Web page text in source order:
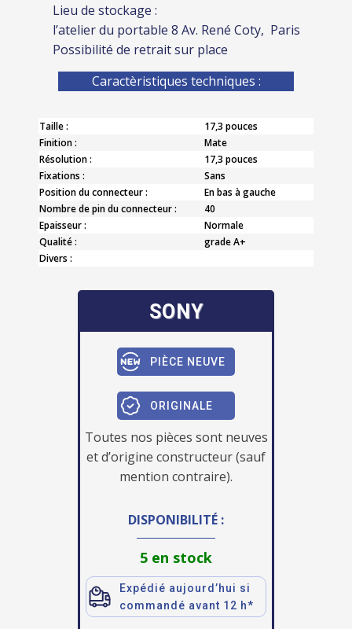
Lieu de stockage :
l’atelier du portable 8 Av. René Coty, Paris
Possibilité de retrait sur place
Caractèristiques techniques :
Taille :
17,3 pouces
Finition :
Mate
Résolution :
17,3 pouces
Fixations :
Sans
Position du connecteur :
En bas à gauche
Nombre de pin du connecteur :
40
Epaisseur :
Normale
Qualité :
grade A+
Divers :
SONY
PIÈCE NEUVE
ORIGINALE
Toutes nos pièces sont neuves
et d’origine constructeur (sauf
mention contraire).
DISPONIBILITÉ :
5 en stock
Expédié aujourd’hui si
commandé avant 12 h*